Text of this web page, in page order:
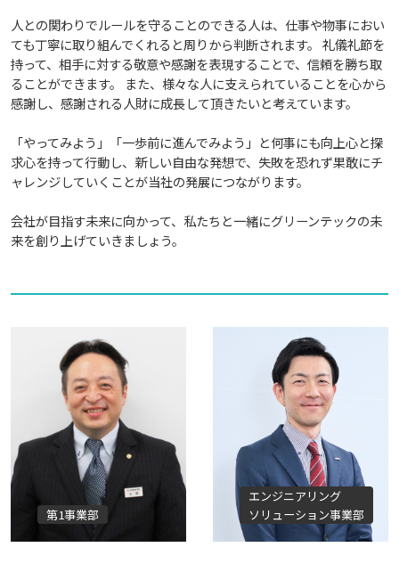
人との関わりでルールを守ることのできる人は、仕事や物事におい
ても丁寧に取り組んでくれると周りから判断されます。 礼儀礼節を
持って、相手に対する敬意や感謝を表現することで、信頼を勝ち取
ることができます。 また、様々な人に支えられていることを心から
感謝し、感謝される人財に成長して頂きたいと考えています。
「やってみよう」「一歩前に進んでみよう」と何事にも向上心と探
求心を持って行動し、新しい自由な発想で、失敗を恐れず果敢にチ
ャレンジしていくことが当社の発展につながります。
会社が目指す未来に向かって、私たちと一緒にグリーンテックの未
来を創り上げていきましょう。
第1事業部
エンジニアリング
ソリューション事業部